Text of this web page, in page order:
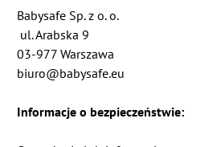
Babysafe Sp. z o. o.
ul. Arabska 9
03-977 Warszawa
biuro@babysafe.eu
Informacje o bezpieczeństwie: